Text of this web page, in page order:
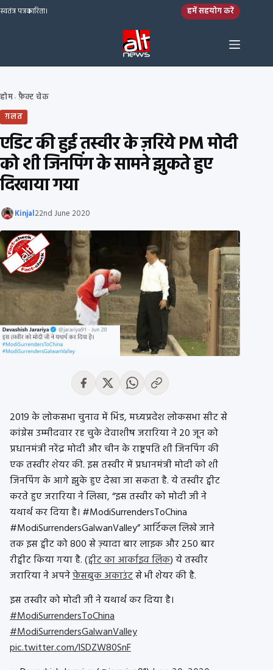
Skip to content
स्वतंत्र पत्रकारिता। हमें सहयोग करें
होम› फ़ैक्ट चेक
ग़लत
एडिट की हुई तस्वीर के ज़रिये PM मोदी
को शी जिनपिंग के सामने झुकते हुए
दिखाया गया
Kinjal22nd June 2020
2019 के लोकसभा चुनाव में भिंड, मध्यप्रदेश लोकसभा सीट से
कांग्रेस उम्मीदवार रह चुके देवाशीष जरारिया ने 20 जून को
प्रधानमंत्री नरेंद्र मोदी और चीन के राष्ट्रपति शी जिनपिंग की
एक तस्वीर शेयर की. इस तस्वीर में प्रधानमंत्री मोदी को शी
जिनपिंग के आगे झुके हुए देखा जा सकता है. ये तस्वीर ट्वीट
करते हुए जरारिया ने लिखा, “इस तस्वीर को मोदी जी ने
यथार्थ कर दिया है। #ModiSurrendersToChina
#ModiSurrendersGalwanValley” आर्टिकल लिखे जाने
तक इस ट्वीट को 800 से ज़्यादा बार लाइक और 250 बार
रीट्वीट किया गया है. (ट्वीट का आर्काइव लिंक) ये तस्वीर
जरारिया ने अपनेफ़ेसबुक अकाउंटसे भी शेयर की है.
इस तस्वीर को मोदी जी ने यथार्थ कर दिया है।
#ModiSurrendersToChina
#ModiSurrendersGalwanValley
pic.twitter.com/ISDZW80SnF